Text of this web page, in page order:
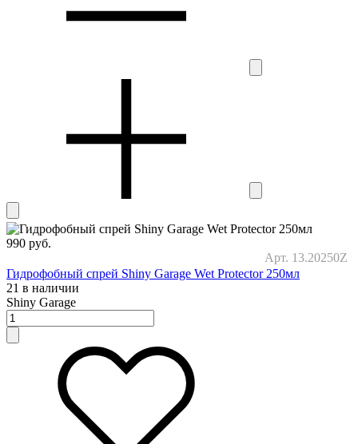
990 руб.
Арт. 13.20250Z
Гидрофобный спрей Shiny Garage Wet Protector 250мл
21 в наличии
Shiny Garage